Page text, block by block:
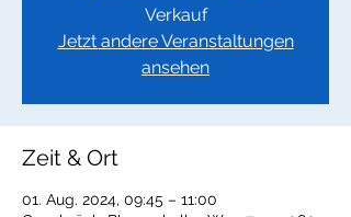
Verkauf
Jetzt andere Veranstaltungen
ansehen
Zeit & Ort
01. Aug. 2024, 09:45 – 11:00